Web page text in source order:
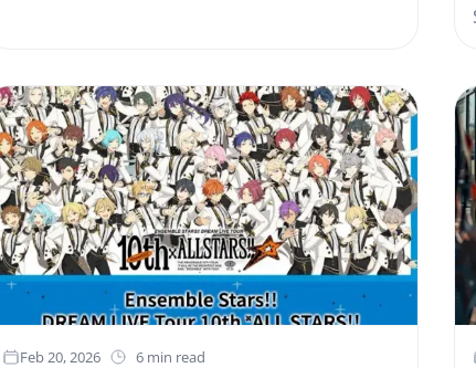
https://chinese01.huistenbosch.co.jp/event/summer/
動亮點1. 能享受奢華體驗升級的全新度假泳池區
「歐風水岸」誕生2. 今夏將舉辦以壓倒性規模呈
現、震撼力十足的煙火秀「Sparkling Sky Night
Show」！3. 讓前往夏日度假區的入口閃耀金黃
光芒的「向日葵慶典」4. 以「新世紀福音戰士・
飛行劇場 – 8K – 」為首，各式「EVA體驗」帶來
截然不同的刺激！5. 被360度「可愛」世界包圍
的「Miffy夢幻小鎮」6. 五大官方飯店及入住特
典，享受歐風沉浸式度假氛圍1. 能享受奢華體驗
升級的全新度假泳池區「歐風水岸」誕生豪斯登
Feb 20, 2026 6 min read